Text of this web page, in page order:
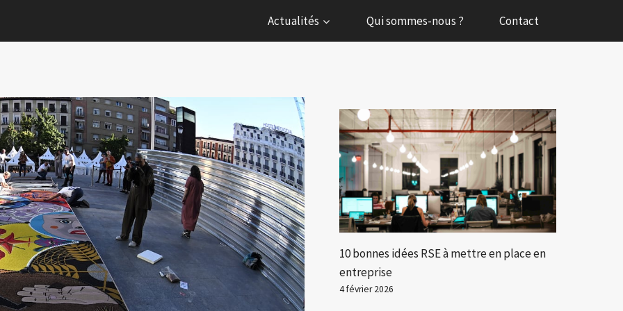
Actualités Qui sommes-nous ? Contact
10 bonnes idées RSE à mettre en place en
entreprise
4 février 2026